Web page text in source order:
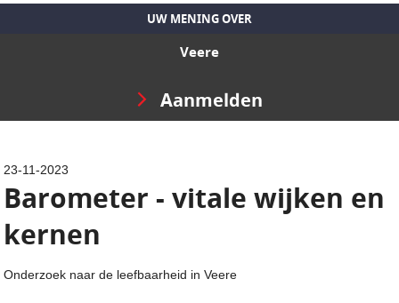
UW MENING OVER
Veere
Aanmelden
23-11-2023
Barometer - vitale wijken en
kernen
Onderzoek naar de leefbaarheid in Veere